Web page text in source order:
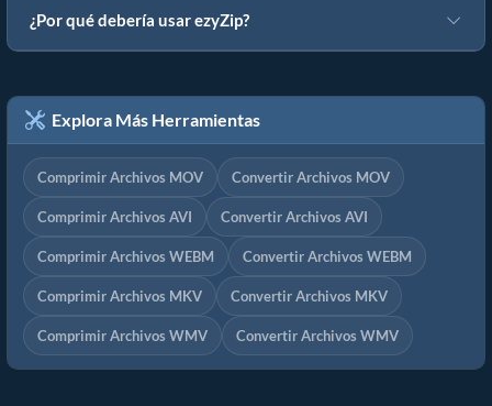
¿Por qué debería usar ezyZip?
Explora Más Herramientas
Comprimir Archivos MOV Convertir Archivos MOV
Comprimir Archivos AVI Convertir Archivos AVI
Comprimir Archivos WEBM Convertir Archivos WEBM
Comprimir Archivos MKV Convertir Archivos MKV
Comprimir Archivos WMV Convertir Archivos WMV